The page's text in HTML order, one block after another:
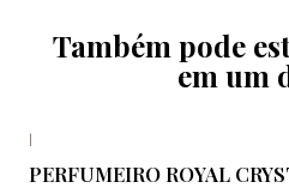
Também pode
em um
PERFUMEIRO ROYAL